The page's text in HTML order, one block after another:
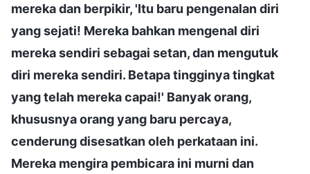
mereka dan berpikir, 'Itu baru pengenalan diri
yang sejati! Mereka bahkan mengenal diri
mereka sendiri sebagai setan, dan mengutuk
diri mereka sendiri. Betapa tingginya tingkat
yang telah mereka capai!' Banyak orang,
khususnya orang yang baru percaya,
cenderung disesatkan oleh perkataan ini.
Mereka mengira pembicara ini murni dan